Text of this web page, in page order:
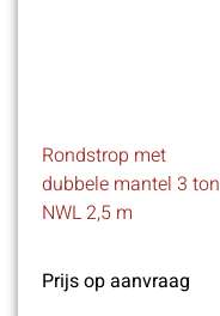
Rondstrop met
dubbele mantel 3 ton
NWL 2,5 m
Prijs op aanvraag